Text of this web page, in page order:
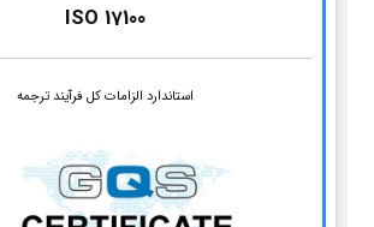
ISO 17100
استاندارد الزامات کل فرآیند ترجمه